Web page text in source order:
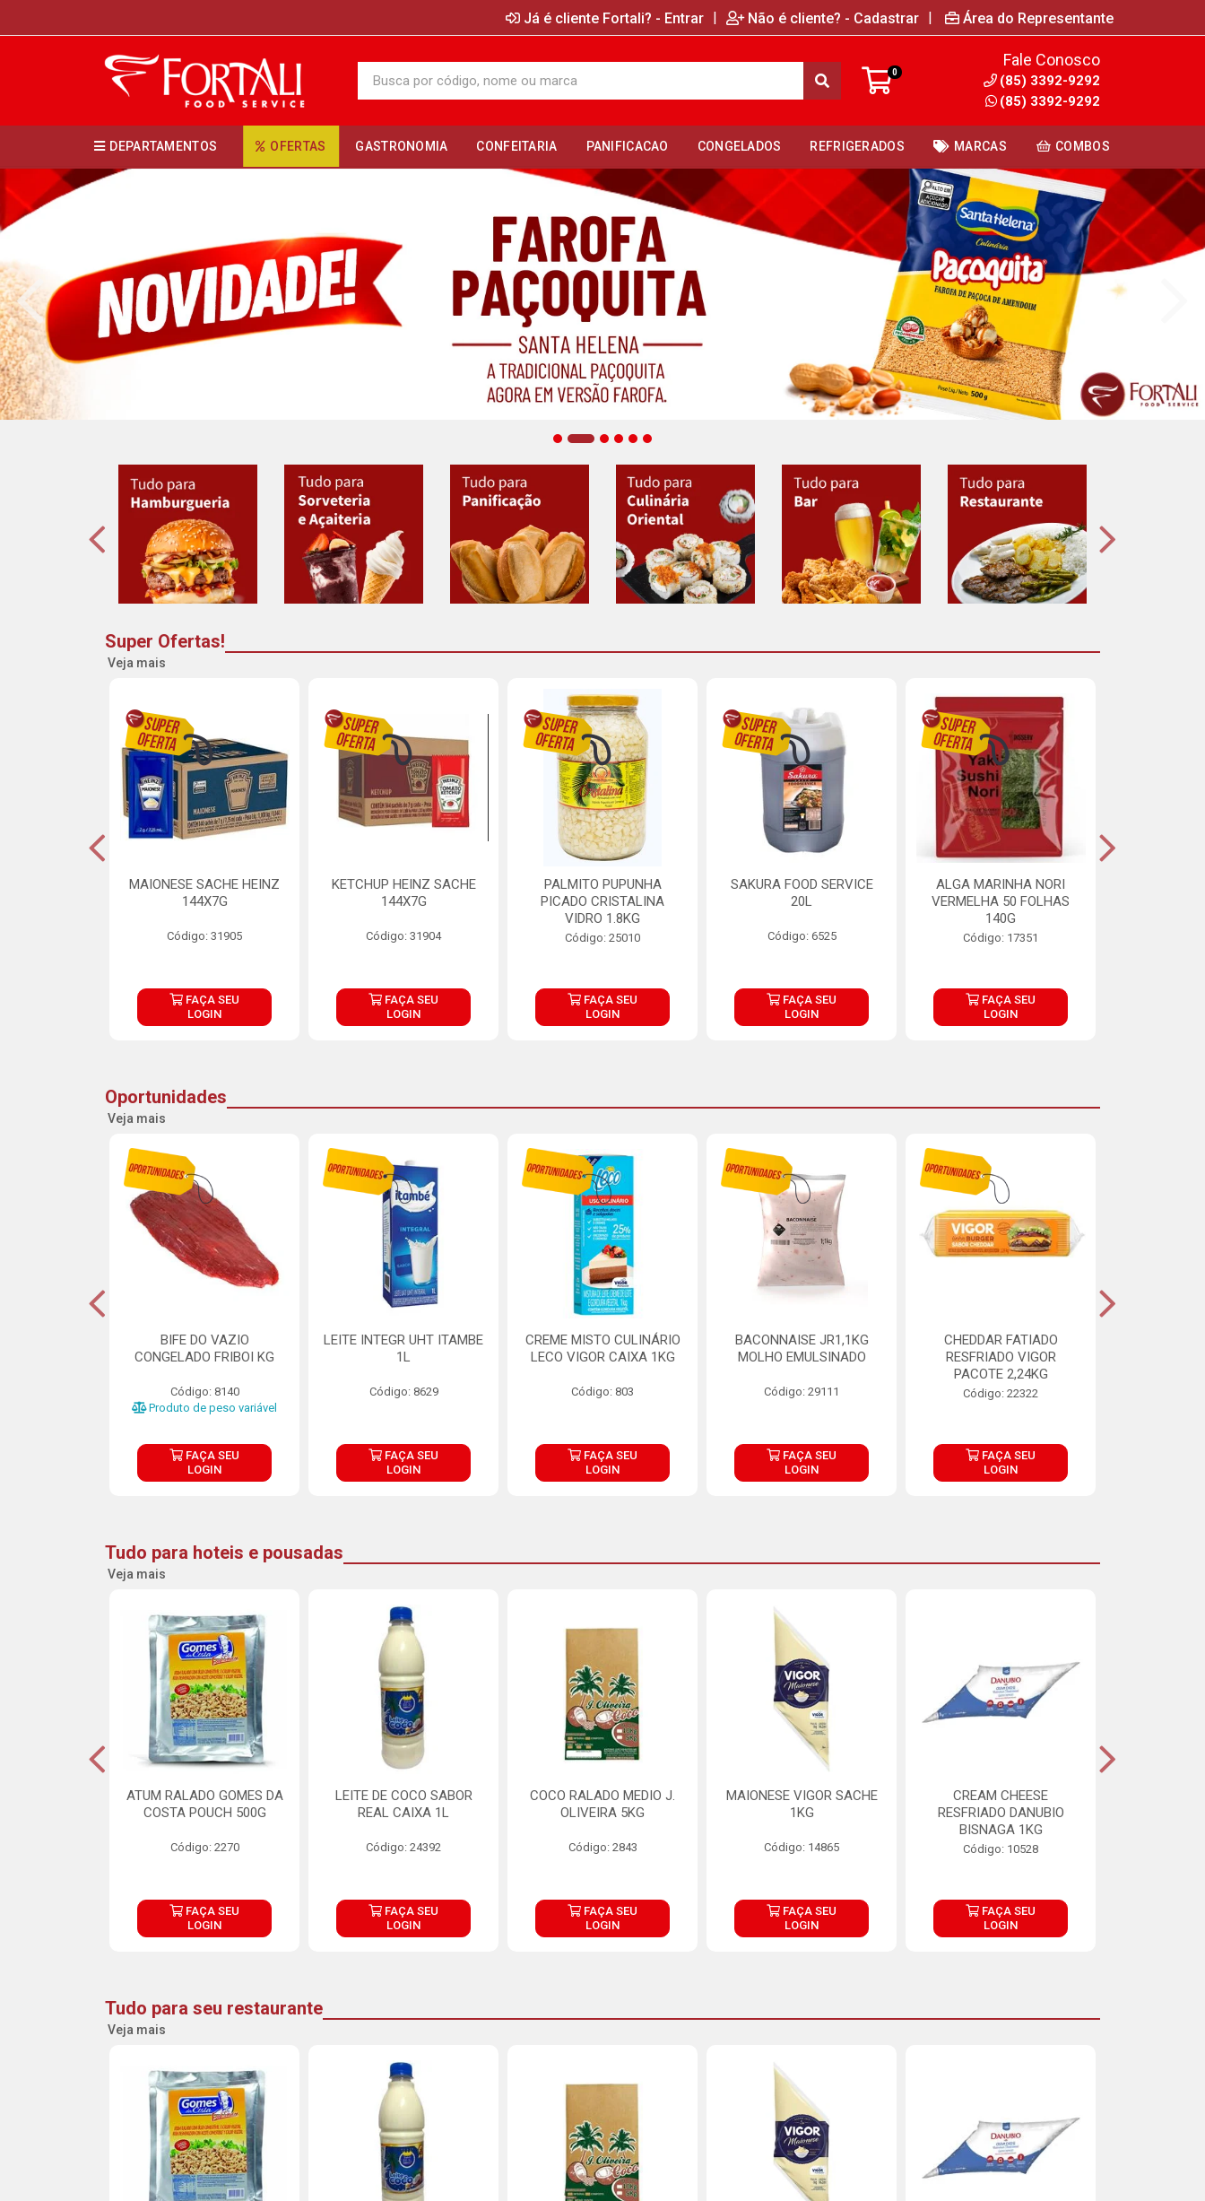
Já é cliente Fortali? - Entrar | Não é cliente? - Cadastrar | Área do Representante
0
Fale Conosco
(85) 3392-9292
(85) 3392-9292
DEPARTAMENTOS OFERTAS GASTRONOMIA CONFEITARIA PANIFICACAO CONGELADOS REFRIGERADOS MARCAS COMBOS
Super Ofertas!
Veja mais
MAIONESE SACHE HEINZ
144X7G
Código: 31905
FAÇA SEU
LOGIN
KETCHUP HEINZ SACHE
144X7G
Código: 31904
FAÇA SEU
LOGIN
PALMITO PUPUNHA
PICADO CRISTALINA
VIDRO 1.8KG
Código: 25010
FAÇA SEU
LOGIN
SAKURA FOOD SERVICE
20L
Código: 6525
FAÇA SEU
LOGIN
ALGA MARINHA NORI
VERMELHA 50 FOLHAS
140G
Código: 17351
FAÇA SEU
LOGIN
Oportunidades
Veja mais
BIFE DO VAZIO
CONGELADO FRIBOI KG
Código: 8140
Produto de peso variável
FAÇA SEU
LOGIN
LEITE INTEGR UHT ITAMBE
1L
Código: 8629
FAÇA SEU
LOGIN
CREME MISTO CULINÁRIO
LECO VIGOR CAIXA 1KG
Código: 803
FAÇA SEU
LOGIN
BACONNAISE JR1,1KG
MOLHO EMULSINADO
Código: 29111
FAÇA SEU
LOGIN
CHEDDAR FATIADO
RESFRIADO VIGOR
PACOTE 2,24KG
Código: 22322
FAÇA SEU
LOGIN
Tudo para hoteis e pousadas
Veja mais
ATUM RALADO GOMES DA
COSTA POUCH 500G
Código: 2270
FAÇA SEU
LOGIN
LEITE DE COCO SABOR
REAL CAIXA 1L
Código: 24392
FAÇA SEU
LOGIN
COCO RALADO MEDIO J.
OLIVEIRA 5KG
Código: 2843
FAÇA SEU
LOGIN
MAIONESE VIGOR SACHE
1KG
Código: 14865
FAÇA SEU
LOGIN
CREAM CHEESE
RESFRIADO DANUBIO
BISNAGA 1KG
Código: 10528
FAÇA SEU
LOGIN
Tudo para seu restaurante
Veja mais